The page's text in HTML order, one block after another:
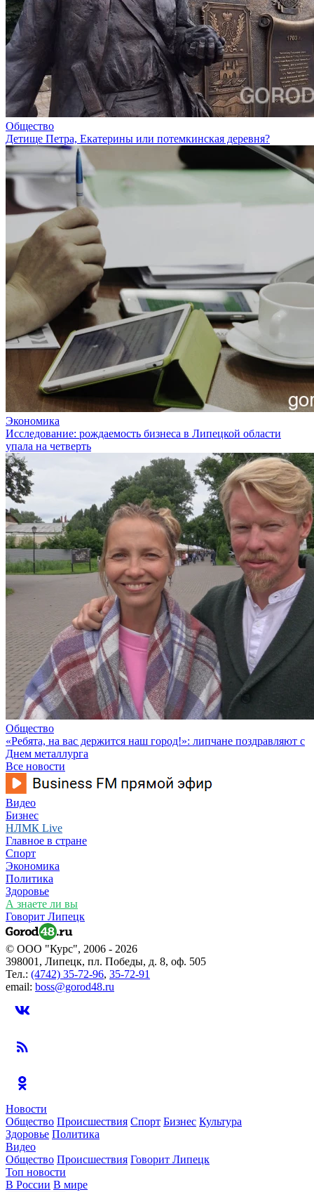
Общество
Детище Петра, Екатерины или потемкинская деревня?
Экономика
Исследование: рождаемость бизнеса в Липецкой области
упала на четверть
Общество
«Ребята, на вас держится наш город!»: липчане поздравляют с
Днем металлурга
Все новости
Видео
Бизнес
НЛМК Live
Главное в стране
Спорт
Экономика
Политика
Здоровье
А знаете ли вы
Говорит Липецк
© ООО "Курс", 2006 - 2026
398001, Липецк, пл. Победы, д. 8, оф. 505
Тел.: (4742) 35-72-96, 35-72-91
email: boss@gorod48.ru
Новости
Общество Происшествия Спорт Бизнес Культура
Здоровье Политика
Видео
Общество Происшествия Говорит Липецк
Топ новости
В России В мире